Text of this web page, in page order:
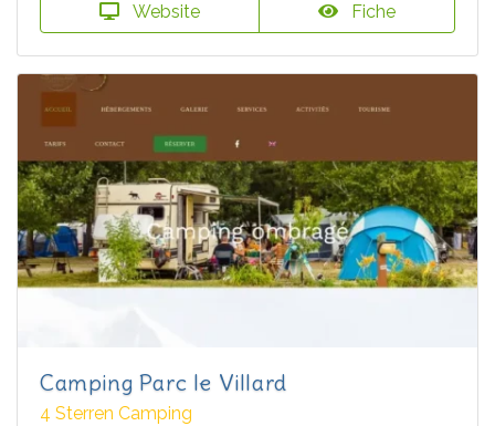
Website Fiche
Camping Parc le Villard
4 Sterren Camping